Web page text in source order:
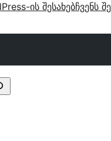
ის შესახებჩვენს